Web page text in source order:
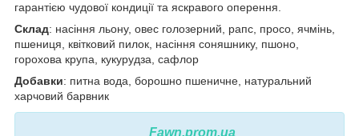
гарантією чудової кондиції та яскравого оперення.
Склад: насіння льону, овес голозерний, рапс, просо, ячмінь,
пшениця, квітковий пилок, насіння соняшнику, пшоно,
горохова крупа, кукурудза, сафлор
Добавки: питна вода, борошно пшеничне, натуральний
харчовий барвник
Fawn.prom.ua